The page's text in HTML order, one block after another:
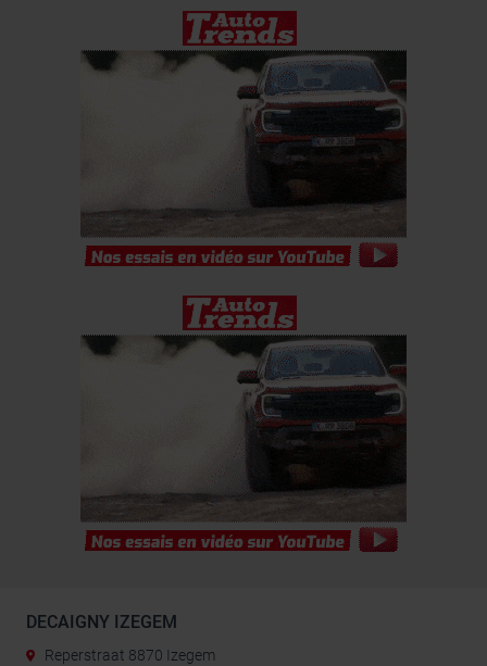
leur avez fournies ou qu’ils ont collectées lors de votre
utilisation de leurs services.
DECAIGNY IZEGEM
Reperstraat 8870 Izegem